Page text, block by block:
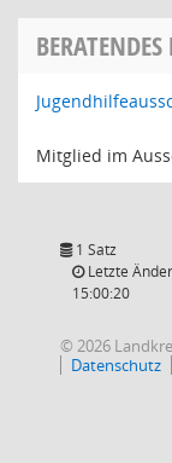
Mitglied im
1 Satz
Letzte
15:00:20
© 2026
Datenschutz